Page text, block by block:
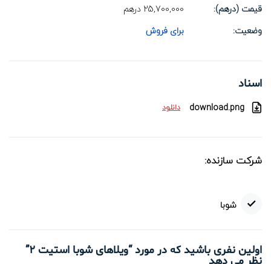
قیمت (درهم):
25,700,000 درهم
وضعیت:
برای فروش
اسناد
download.png
دانلود
شوبا
اولین نفری باشید که در مورد “ویلاهای شوبا استیت 2”